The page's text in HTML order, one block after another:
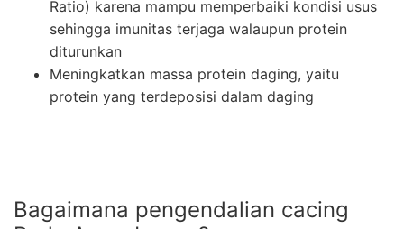
Ratio) karena mampu memperbaiki kondisi usus
sehingga imunitas terjaga walaupun protein
diturunkan
Meningkatkan massa protein daging, yaitu
protein yang terdeposisi dalam daging
Bagaimana pengendalian cacing